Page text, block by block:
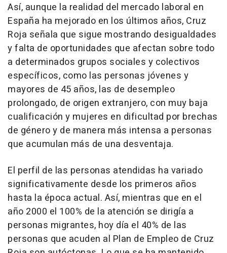
Así, aunque la realidad del mercado laboral en
España ha mejorado en los últimos años, Cruz
Roja señala que sigue mostrando desigualdades
y falta de oportunidades que afectan sobre todo
a determinados grupos sociales y colectivos
específicos, como las personas jóvenes y
mayores de 45 años, las de desempleo
prolongado, de origen extranjero, con muy baja
cualificación y mujeres en dificultad por brechas
de género y de manera más intensa a personas
que acumulan más de una desventaja.
El perfil de las personas atendidas ha variado
significativamente desde los primeros años
hasta la época actual. Así, mientras que en el
año 2000 el 100% de la atención se dirigía a
personas migrantes, hoy día el 40% de las
personas que acuden al Plan de Empleo de Cruz